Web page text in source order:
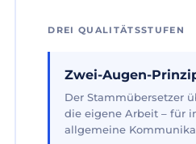
DREI QUALITÄTSSTUFEN
Zwei-Augen-
Der Stammübersetzer
die eigene Arbeit – für
allgemeine